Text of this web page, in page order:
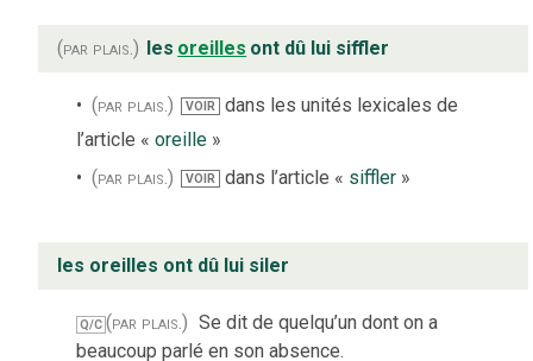
(par plais.) les oreilles ont dû lui siffler
(par plais.) VOIR
dans les unités lexicales de
l’article « oreille »
(par plais.)
VOIR dans l’article « siffler»
les oreilles ont dû lui siler
Q/C (par plais.) Se dit de quelqu’un dont on a
beaucoup parlé en son absence.